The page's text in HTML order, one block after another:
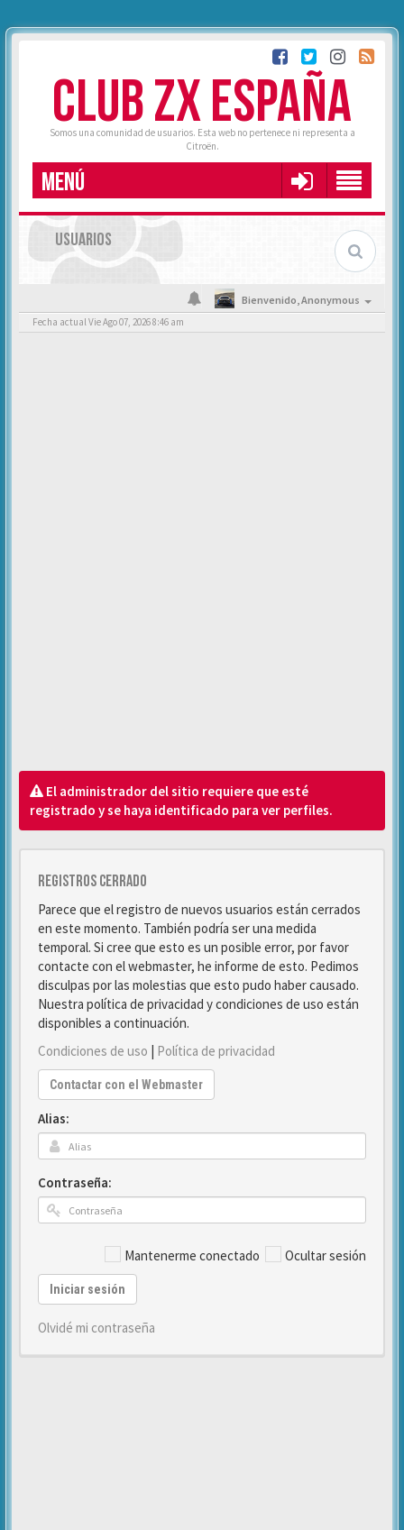
CLUB ZX ESPAÑA
Somos una comunidad de usuarios. Esta web no pertenece ni representa a
Citroën.
MENÚ
USUARIOS
Bienvenido,Anonymous
Fecha actual Vie Ago 07, 2026 8:46 am
El administrador del sitio requiere que esté
registrado y se haya identificado para ver perfiles.
Registros cerrado
Parece que el registro de nuevos usuarios están cerrados
en este momento. También podría ser una medida
temporal. Si cree que esto es un posible error, por favor
contacte con el webmaster, he informe de esto. Pedimos
disculpas por las molestias que esto pudo haber causado.
Nuestra política de privacidad y condiciones de uso están
disponibles a continuación.
Condiciones de uso | Política de privacidad
Contactar con el Webmaster
Alias:
Contraseña:
Mantenerme conectado Ocultar sesión
Iniciar sesión
Olvidé mi contraseña